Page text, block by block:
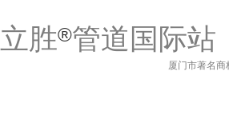
立胜®管道国际站
厦门市著名商